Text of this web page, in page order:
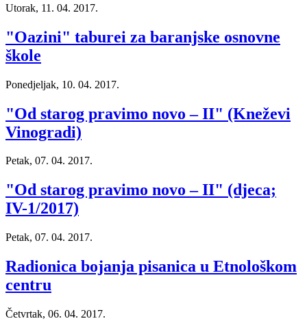
Utorak, 11. 04. 2017.
"Oazini" taburei za baranjske osnovne
škole
Ponedjeljak, 10. 04. 2017.
"Od starog pravimo novo – II" (Kneževi
Vinogradi)
Petak, 07. 04. 2017.
"Od starog pravimo novo – II" (djeca;
IV-1/2017)
Petak, 07. 04. 2017.
Radionica bojanja pisanica u Etnološkom
centru
Četvrtak, 06. 04. 2017.